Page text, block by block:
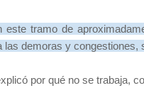
tramo de
las demoras y congestiones,
por qué no se trabaja,